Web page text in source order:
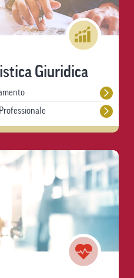
Giuridica